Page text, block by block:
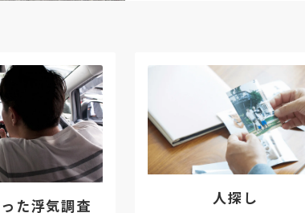
た浮気調査 人探し